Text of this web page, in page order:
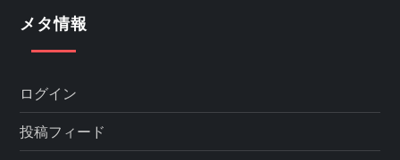
メタ情報
ログイン
投稿フィード